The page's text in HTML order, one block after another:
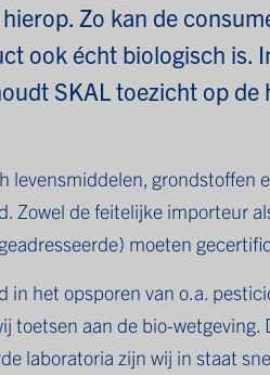
Zo kan de
ook écht biologisch is.
SKAL toezicht op de
levensmiddelen, grondstoffen
Zowel de feitelijke importeur
moeten
in het opsporen van o.a.
toetsen aan de bio-
laboratoria zijn wij in staat